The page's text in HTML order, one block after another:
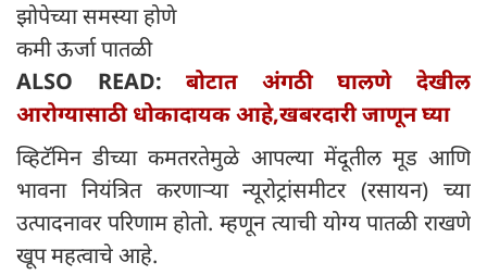
झोपेच्या समस्या होणे
कमी ऊर्जा पातळी
ALSO READ:बोटात अंगठी घालणे देखील
आरोग्यासाठी धोकादायक आहे,खबरदारी जाणून घ्या
व्हिटॅमिन डीच्या कमतरतेमुळे आपल्या मेंदूतील मूड आणि
भावना नियंत्रित करणाऱ्या न्यूरोट्रांसमीटर (रसायन) च्या
उत्पादनावर परिणाम होतो. म्हणून त्याची योग्य पातळी राखणे
खूप महत्वाचे आहे.